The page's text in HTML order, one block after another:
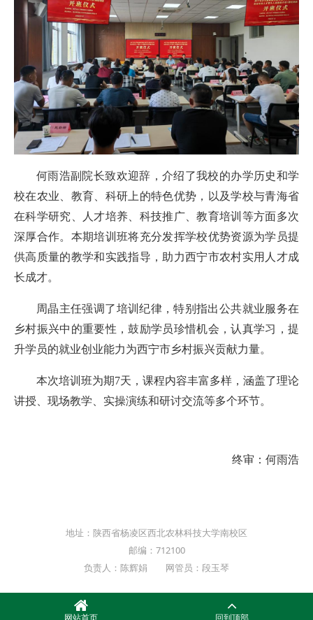
何雨浩副院长致欢迎辞，介绍了我校的办学历史和学
校在农业、教育、科研上的特色优势，以及学校与青海省
在科学研究、人才培养、科技推广、教育培训等方面多次
深厚合作。本期培训班将充分发挥学校优势资源为学员提
供高质量的教学和实践指导，助力西宁市农村实用人才成
长成才。
周晶主任强调了培训纪律，特别指出公共就业服务在
乡村振兴中的重要性，鼓励学员珍惜机会，认真学习，提
升学员的就业创业能力为西宁市乡村振兴贡献力量。
本次培训班为期7天，课程内容丰富多样，涵盖了理论
讲授、现场教学、实操演练和研讨交流等多个环节。
终审：何雨浩
地址：陕西省杨凌区西北农林科技大学南校区
邮编：712100
负责人：陈辉娟 网管员：段玉琴
网站首页 回到顶部